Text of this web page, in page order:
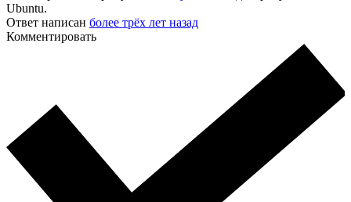
Ubuntu.
Ответ написан более трёх лет назад
Комментировать